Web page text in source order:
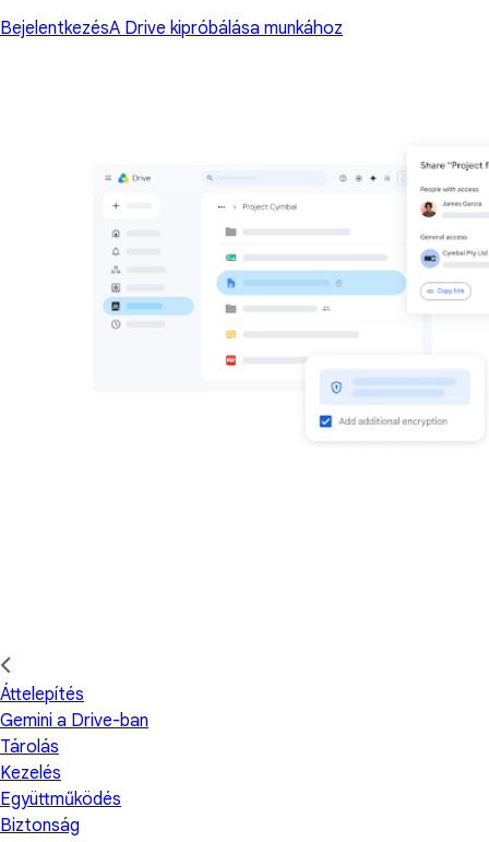
BejelentkezésA Drive kipróbálása munkához
Áttelepítés
Gemini a Drive-ban
Tárolás
Kezelés
Együttműködés
Biztonság